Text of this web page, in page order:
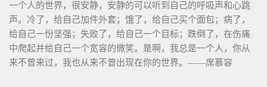
一个人的世界，很安静，安静的可以听到自己的呼吸声和心跳
声。冷了，给自己加件外套；饿了，给自己买个面包；病了，
给自己一份坚强；失败了，给自己一个目标；跌倒了，在伤痛
中爬起并给自己一个宽容的微笑。是啊，我总是一个人，你从
来不曾来过，我也从来不曾出现在你的世界。——席慕容